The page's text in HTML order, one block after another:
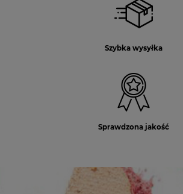
Szybka wysyłka
Sprawdzona jakość